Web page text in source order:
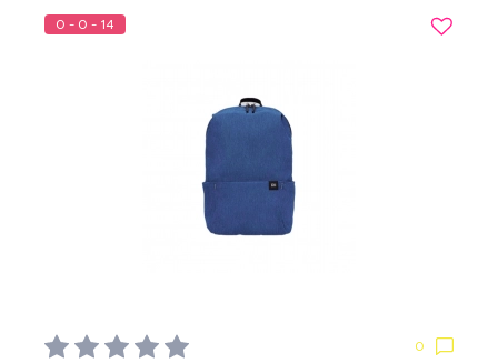
0 - 0 - 14
0